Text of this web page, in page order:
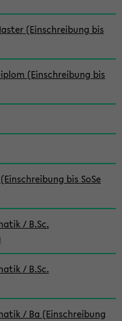
(Einschreibung bis
(Einschreibung bis
bis SoSe
/ B.Sc.
/ B.Sc.
/ Ba (Einschreibung